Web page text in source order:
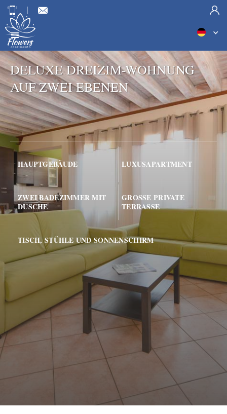
DELUXE DREIZIM-WOHNUNG
AUF ZWEI EBENEN
HAUPTGEBÄUDE LUXUSAPARTMENT
ZWEI BADEZIMMER MIT
DUSCHE
GROSSE PRIVATE T
ERRASSE
TISCH, STÜHLE UND SONNENSCHIRM